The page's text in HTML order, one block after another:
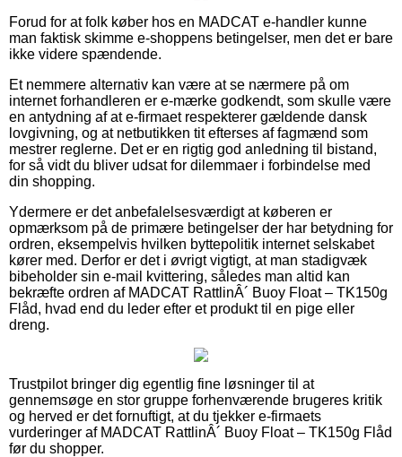
Forud for at folk køber hos en MADCAT e-handler kunne
man faktisk skimme e-shoppens betingelser, men det er bare
ikke videre spændende.
Et nemmere alternativ kan være at se nærmere på om
internet forhandleren er e-mærke godkendt, som skulle være
en antydning af at e-firmaet respekterer gældende dansk
lovgivning, og at netbutikken tit efterses af fagmænd som
mestrer reglerne. Det er en rigtig god anledning til bistand,
for så vidt du bliver udsat for dilemmaer i forbindelse med
din shopping.
Ydermere er det anbefalelsesværdigt at køberen er
opmærksom på de primære betingelser der har betydning for
ordren, eksempelvis hvilken byttepolitik internet selskabet
kører med. Derfor er det i øvrigt vigtigt, at man stadigvæk
bibeholder sin e-mail kvittering, således man altid kan
bekræfte ordren af MADCAT RattlinÂ´ Buoy Float – TK150g
Flåd, hvad end du leder efter et produkt til en pige eller
dreng.
Trustpilot bringer dig egentlig fine løsninger til at
gennemsøge en stor gruppe forhenværende brugeres kritik
og herved er det fornuftigt, at du tjekker e-firmaets
vurderinger af MADCAT RattlinÂ´ Buoy Float – TK150g Flåd
før du shopper.